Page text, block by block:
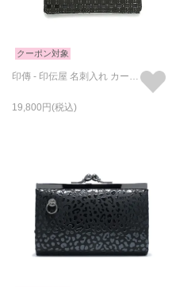
クーポン対象
19,800